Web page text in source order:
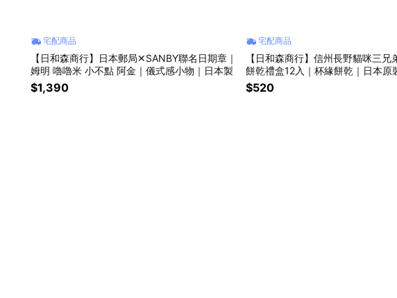
宅配商品
【日和森商行】日本郵局✕SANBY聯名日期章｜
姆明 嚕嚕米 小不點 阿金｜儀式感小物｜日本製
$1,390
宅配商品
【日和森商行】信州長野貓咪三兄
餅乾禮盒12入｜杯緣餅乾｜日本原
$520